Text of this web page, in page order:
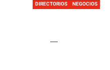
DIRECTORIOS NEGOCIOS